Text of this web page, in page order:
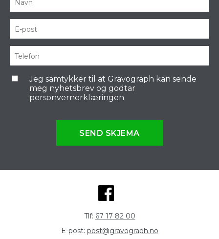
Jeg samtykker til at Gravograph kan sende
meg nyhetsbrev og godtar
personvernerklæringen
SEND SKJEMA
Tlf: 67 17 82 00
E-post: post@gravograph.no